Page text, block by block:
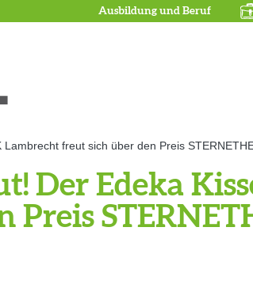
Ausbildung und Beruf
freut sich über den Preis
Der Edeka